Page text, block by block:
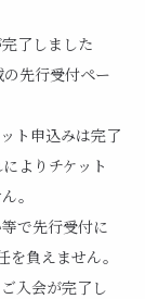
了しました
先行受付ペー
ト申込みは完了
よりチケット
。
で先行受付に
負えません。
入会が完了し